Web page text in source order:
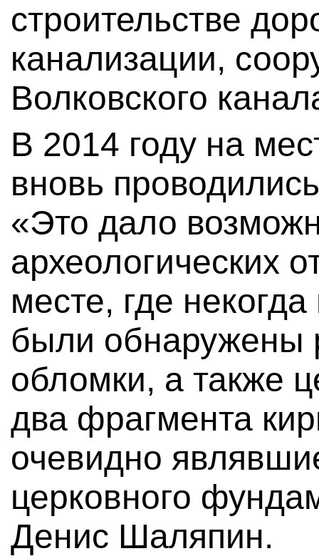
строительстве
канализации,
Волковского
В 2014 году на
вновь
«Это дало
археологических
месте, где
были обнаружены
обломки, а также
два фрагмента
очевидно
церковного
Денис Шаляпин.